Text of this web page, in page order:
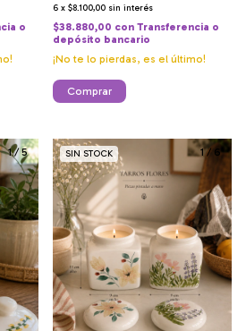
o
6 x $8.100,00 sin interés
$38.880,00 con Transferencia o
depósito bancario
¡No te lo pierdas, es el último!
Comprar
1/5 1/ 6
SIN STOCK